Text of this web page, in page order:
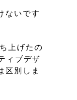
ないです
上げたの
ィブデザ
区別しま